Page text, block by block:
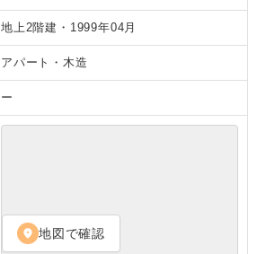
地上2階建 ・ 1999年04月
アパート ・ 木造
ー
location_on 地図で確認